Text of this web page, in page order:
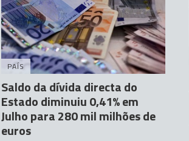
PAÍS
Saldo da dívida directa do
Estado diminuiu 0,41% em
Julho para 280 mil milhões de
euros